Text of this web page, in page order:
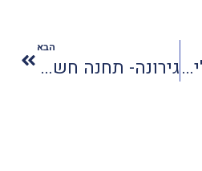
רשת מלונות אוליב משתלטת על רשת רימונים
הבא
גירונה- תחנה חשובה בהיסטוריה היהודית